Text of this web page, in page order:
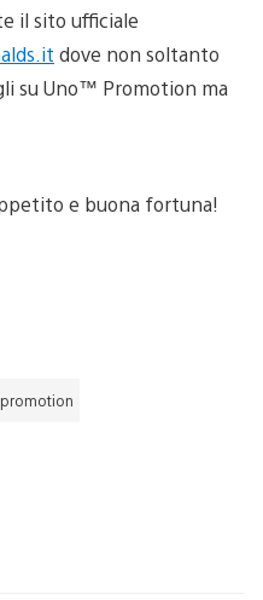
il sito ufficiale
dove non soltanto
su Uno™ Promotion ma
e buona fortuna!